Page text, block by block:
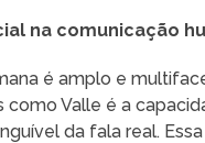
na comunicação
é amplo e
como Valle é a
da fala real.